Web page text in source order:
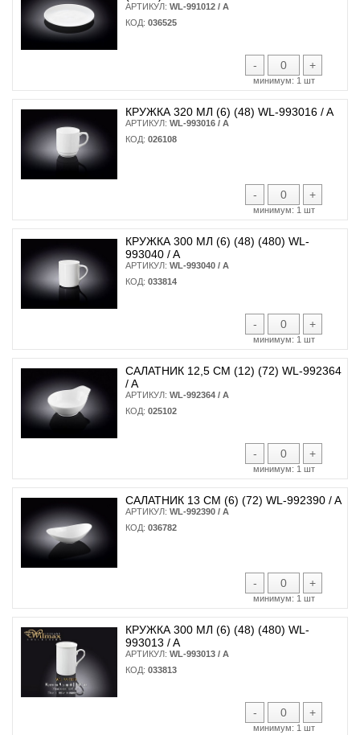
АРТИКУЛ: WL-991012 / A
КОД: 036525
- +
минимум: 1 шт
КРУЖКА 320 МЛ (6) (48) WL-993016 / A
АРТИКУЛ: WL-993016 / A
КОД: 026108
- +
минимум: 1 шт
КРУЖКА 300 МЛ (6) (48) (480) WL-
993040 / A
АРТИКУЛ: WL-993040 / A
КОД: 033814
- +
минимум: 1 шт
САЛАТНИК 12,5 СМ (12) (72) WL-992364
/ A
АРТИКУЛ: WL-992364 / A
КОД: 025102
- +
минимум: 1 шт
САЛАТНИК 13 СМ (6) (72) WL-992390 / A
АРТИКУЛ: WL-992390 / A
КОД: 036782
- +
минимум: 1 шт
КРУЖКА 300 МЛ (6) (48) (480) WL-
993013 / A
АРТИКУЛ: WL-993013 / A
КОД: 033813
- +
минимум: 1 шт